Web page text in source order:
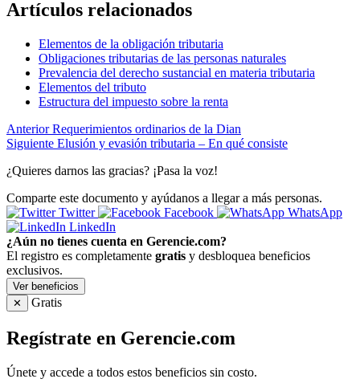
Artículos relacionados
Elementos de la obligación tributaria
Obligaciones tributarias de las personas naturales
Prevalencia del derecho sustancial en materia tributaria
Elementos del tributo
Estructura del impuesto sobre la renta
Anterior Requerimientos ordinarios de la Dian
Siguiente Elusión y evasión tributaria – En qué consiste
¿Quieres darnos las gracias? ¡Pasa la voz!
Comparte este documento y ayúdanos a llegar a más personas.
Twitter
Facebook
WhatsApp
LinkedIn
¿Aún no tienes cuenta en Gerencie.com?
El registro es completamente gratis y desbloquea beneficios
exclusivos.
Ver beneficios
✕
Gratis
Regístrate en Gerencie.com
Únete y accede a todos estos beneficios sin costo.